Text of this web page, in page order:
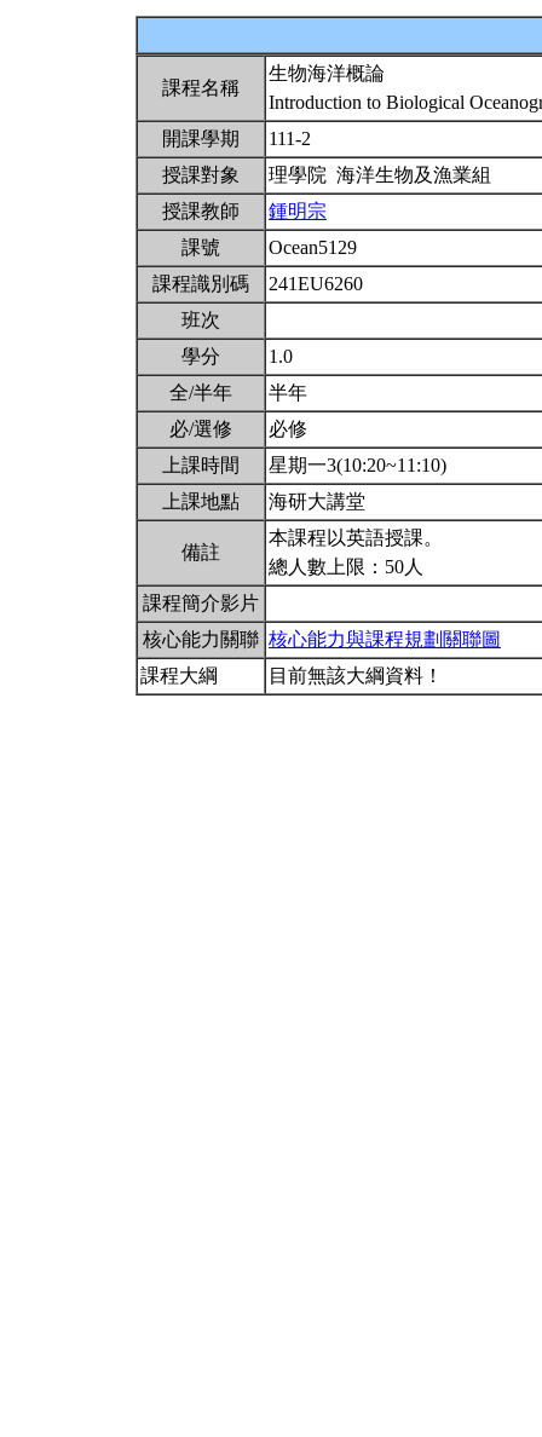
課程名稱
生物海洋概論
Introduction to Biological
開課學期
111-2
授課對象
理學院 海洋生物及漁業組
授課教師
鍾明宗
課號
Ocean5129
課程識別碼
241EU6260
班次
學分
1.0
全/半年
半年
必/選修
必修
上課時間
星期一3(10:20~11:10)
上課地點
海研大講堂
備註
本課程以英語授課。
總人數上限：50人
課程簡介影片
核心能力關聯 核心能力與課程規劃關聯圖
課程大綱
目前無該大綱資料！